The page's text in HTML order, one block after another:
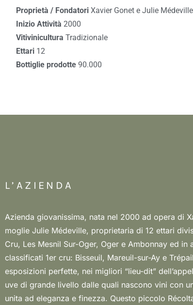
Proprietà / Fondatori Xavier Gonet e Julie Médeville
Inizio Attività 2000
Vitivinicultura Tradizionale
Ettari 12
Bottiglie prodotte 90.000
L’AZIENDA
Azienda giovanissima, nata nel 2000 ad opera di
moglie Julie Médeville, proprietaria di 12 ettari
Cru, Les Mesnil Sur-Oger, Oger e Ambonnay ed in
classificati 1er cru: Bisseuil, Mareuil-sur-Ay e
esposizioni perfette, nei migliori “lieu-dit”
uve di grande livello dalle quali nascono vini con
unita ad eleganza e finezza. Questo piccolo
le più piccole sfumature dei singoli villaggi sono
dopo alcuni anni di permanenza sui lieviti. Lo stile
fini e tesi, perfette icone della Champagne in un
innovazione di cui il Blanc de Noirs è il portabandiera
tra lo spirito champenois di Xavier, erede di
vignaioli a Mesnil sur Oger e quello
proprietaria tra l’altro di Château Gilette a